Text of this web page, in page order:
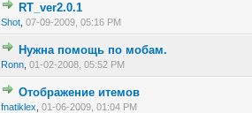
RT_ver2.0.1
Shot ,07-09-2009, 05:16 PM
Нужна помощь по мобам.
Ronn ,01-02-2008, 05:52 PM
1 голос(ов) - 1 из 5 в
Отображение итемов
fnatiklex ,01-06-2009, 01:04 PM
1 голос(ов) - 1 из 5 в